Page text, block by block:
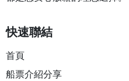
快速聯結
首頁
船票介紹分享